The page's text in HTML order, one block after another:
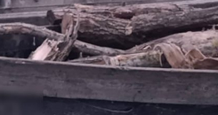
de suferit, iar reprezentanții
pompierilor din Drochia, cât și
prompt și au contribuit la